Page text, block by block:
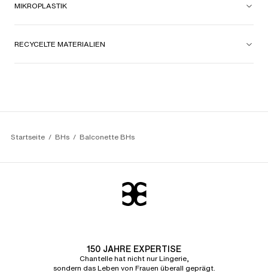
MIKROPLASTIK
RECYCELTE MATERIALIEN
Startseite BHs Balconette BHs
150 JAHRE EXPERTISE
Chantelle hat nicht nur Lingerie,
sondern das Leben von Frauen überall geprägt.